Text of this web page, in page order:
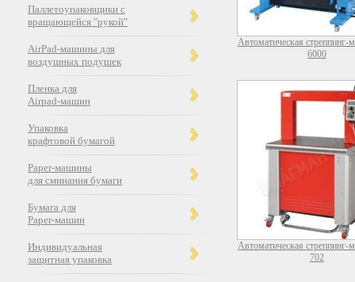
Паллетоупаковщики с
вращающейся "рукой"
AirPad-машины для
воздушных подушек
Пленка для
Airpad-машин
Упаковка
крафтовой бумагой
Paper-машины
для сминания бумаги
Бумага для
Paper-машин
Индивидуальная
защитная упаковка
Автоматическая стреппинг-
6000
Автоматическая стреппинг-
702